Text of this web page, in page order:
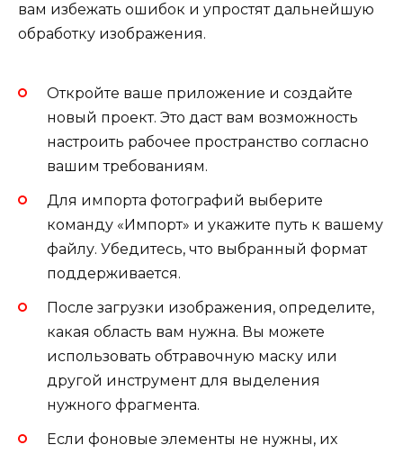
вам избежать ошибок и упростят дальнейшую
обработку изображения.
Откройте ваше приложение и создайте
новый проект. Это даст вам возможность
настроить рабочее пространство согласно
вашим требованиям.
Для импорта фотографий выберите
команду «Импорт» и укажите путь к вашему
файлу. Убедитесь, что выбранный формат
поддерживается.
После загрузки изображения, определите,
какая область вам нужна. Вы можете
использовать обтравочную маску или
другой инструмент для выделения
нужного фрагмента.
Если фоновые элементы не нужны, их